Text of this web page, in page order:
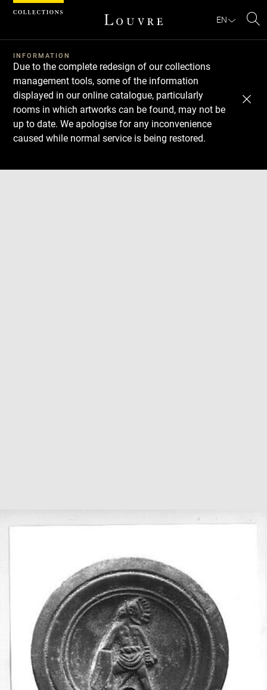
EN
INFORMATION
Due to the complete redesign of our collections
management tools, some of the information
displayed in our online catalogue, particularly
rooms in which artworks can be found, may not be
up to date. We apologise for any inconvenience
caused while normal service is being restored.
Download
Next
Previous
Cookies management panel